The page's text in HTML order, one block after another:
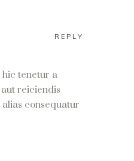
REPLY
tenetur a
reiciendis
consequatur